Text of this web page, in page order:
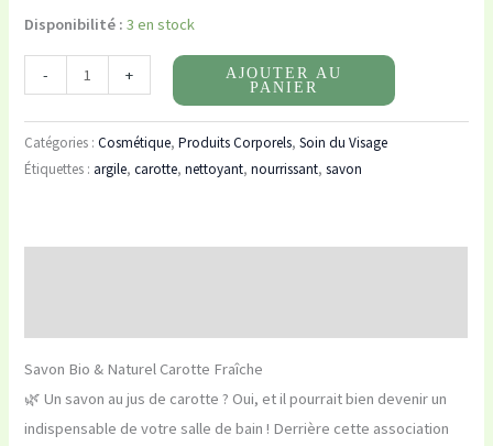
Disponibilité : 3 en stock
- +
AJOUTER AU
PANIER
Catégories :Cosmétique,Produits Corporels,Soin du Visage
Étiquettes : argile,carotte,nettoyant,nourrissant,savon
Savon Bio & Naturel Carotte Fraîche
🌿 Un savon au jus de carotte ? Oui, et il pourrait bien devenir un
indispensable de votre salle de bain ! Derrière cette association